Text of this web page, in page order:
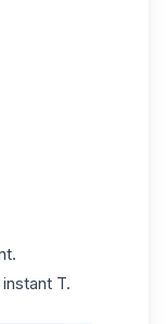
instant T.